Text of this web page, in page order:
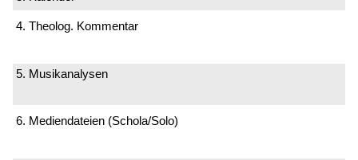
4. Theolog. Kommentar
5. Musikanalysen
6. Mediendateien (Schola/Solo)